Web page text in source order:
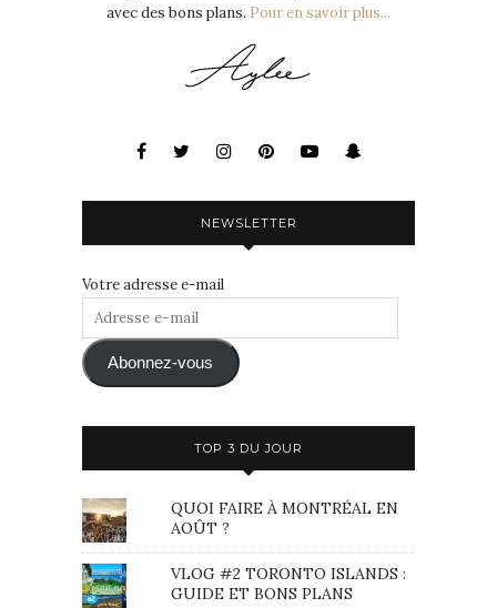
avec des bons plans. Pour en savoir plus...
NEWSLETTER
Votre adresse e-mail
Adresse
mail Abonnez-vous
TOP 3 DU JOUR
QUOI FAIRE À MONTRÉAL EN
AOÛT ?
VLOG #2 TORONTO ISLANDS :
GUIDE ET BONS PLANS